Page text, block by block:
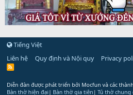
Tiếng Việt
Liên hệ
Quy định và Nội quy Privacy
R
Diễn đàn được phát triển bởi Mocfun và các
Bàn thờ hiện đại | Bàn thờ gia tiên | Tủ thờ chung